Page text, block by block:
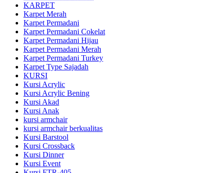
KARPET
Karpet Merah
Karpet Permadani
Karpet Permadani Cokelat
Karpet Permadani Hijau
Karpet Permadani Merah
Karpet Permadani Turkey
Karpet Type Sajadah
KURSI
Kursi Acrylic
Kursi Acrylic Bening
Kursi Akad
Kursi Anak
kursi armchair
kursi armchair berkualitas
Kursi Barstool
Kursi Crossback
Kursi Dinner
Kursi Event